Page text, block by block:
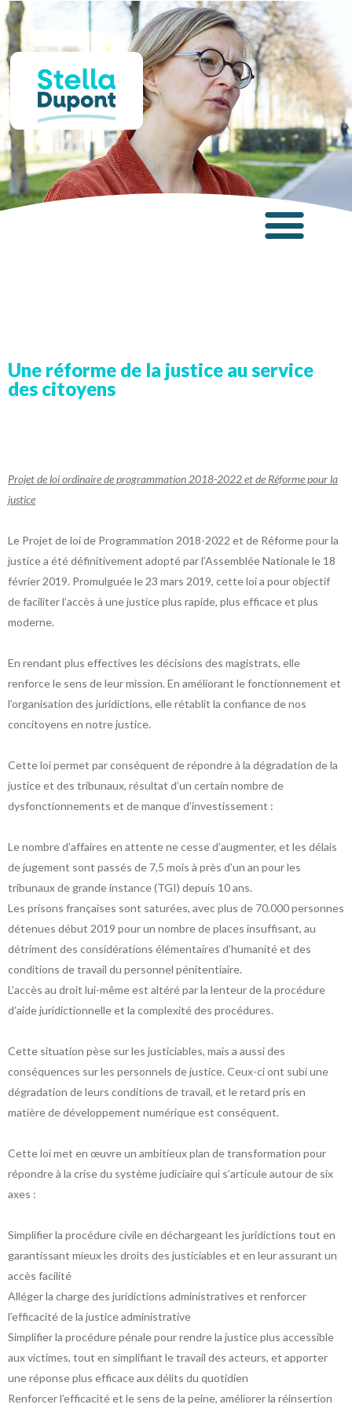
Panneau de gestion des cookies
Une réforme de la justice au service
des citoyens
Projet de loi ordinaire de programmation 2018-2022 et de Réforme pour la
justice
Le Projet de loi de Programmation 2018-2022 et de Réforme pour la
justice a été définitivement adopté par l’Assemblée Nationale le 18
février 2019. Promulguée le 23 mars 2019, cette loi a pour objectif
de faciliter l’accès à une justice plus rapide, plus efficace et plus
moderne.
En rendant plus effectives les décisions des magistrats, elle
renforce le sens de leur mission. En améliorant le fonctionnement et
l’organisation des juridictions, elle rétablit la confiance de nos
concitoyens en notre justice.
Cette loi permet par conséquent de répondre à la dégradation de la
justice et des tribunaux, résultat d’un certain nombre de
dysfonctionnements et de manque d’investissement :
Le nombre d’affaires en attente ne cesse d’augmenter, et les délais
de jugement sont passés de 7,5 mois à près d’un an pour les
tribunaux de grande instance (TGI) depuis 10 ans.
Les prisons françaises sont saturées, avec plus de 70.000 personnes
détenues début 2019 pour un nombre de places insuffisant, au
détriment des considérations élémentaires d’humanité et des
conditions de travail du personnel pénitentiaire.
L’accès au droit lui-même est altéré par la lenteur de la procédure
d’aide juridictionnelle et la complexité des procédures.
Cette situation pèse sur les justiciables, mais a aussi des
conséquences sur les personnels de justice. Ceux-ci ont subi une
dégradation de leurs conditions de travail, et le retard pris en
matière de développement numérique est conséquent.
Cette loi met en œuvre un ambitieux plan de transformation pour
répondre à la crise du système judiciaire qui s’articule autour de six
axes :
Simplifier la procédure civile en déchargeant les juridictions tout en
garantissant mieux les droits des justiciables et en leur assurant un
accès facilité
Alléger la charge des juridictions administratives et renforcer
l’efficacité de la justice administrative
Simplifier la procédure pénale pour rendre la justice plus accessible
aux victimes, tout en simplifiant le travail des acteurs, et apporter
une réponse plus efficace aux délits du quotidien
Renforcer l’efficacité et le sens de la peine, améliorer la réinsertion